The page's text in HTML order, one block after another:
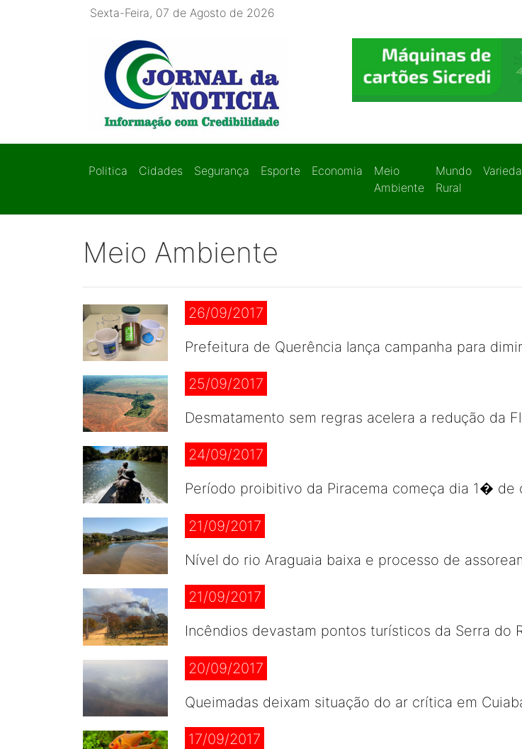
Sexta-Feira, 07 de Agosto de 2026
Politica Cidades Segurança Esporte Economia
Meio
Ambiente
Mundo
Rural
Meio Ambiente
26/09/2017
Prefeitura de Querência lança campanha para
25/09/2017
Desmatamento sem regras acelera a redução da
24/09/2017
Período proibitivo da Piracema começa dia 1� de
21/09/2017
Nível do rio Araguaia baixa e processo de
21/09/2017
Incêndios devastam pontos turísticos da Serra do
20/09/2017
Queimadas deixam situação do ar crítica em
17/09/2017